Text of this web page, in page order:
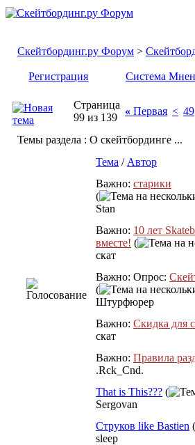
Скейтбординг.ру Форум >
Регистрация Система
Страница
99 из 139
« Первая < 49
Темы раздела : О скейтбординге ...
Тема / Автор
Важно: старики
(
Stan
Важно: 10 лет
вместе! (
скат
Важно: Опрос:
(
Штурфюрер
Важно: Скидка для
скат
Важно: Правила
.Rck_Cnd.
That is This??? (
Sergovan
Cтруков like Bastien (
sleep